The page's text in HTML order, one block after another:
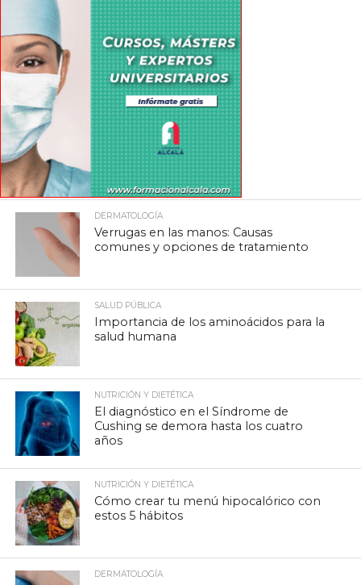
DERMATOLOGÍA
Verrugas en las manos: Causas
comunes y opciones de tratamiento
SALUD PÚBLICA
Importancia de los aminoácidos para la
salud humana
NUTRICIÓN Y DIETÉTICA
El diagnóstico en el Síndrome de
Cushing se demora hasta los cuatro
años
NUTRICIÓN Y DIETÉTICA
Cómo crear tu menú hipocalórico con
estos 5 hábitos
DERMATOLOGÍA